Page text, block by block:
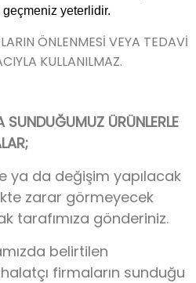
yeterlidir.
ÖNLENMESİ VEYA TEDAVİ
KULLANILMAZ.
ÜRÜNLERLE
ya da değişim yapılacak
zarar görmeyecek
tarafımıza gönderiniz.
belirtilen
firmaların sunduğu